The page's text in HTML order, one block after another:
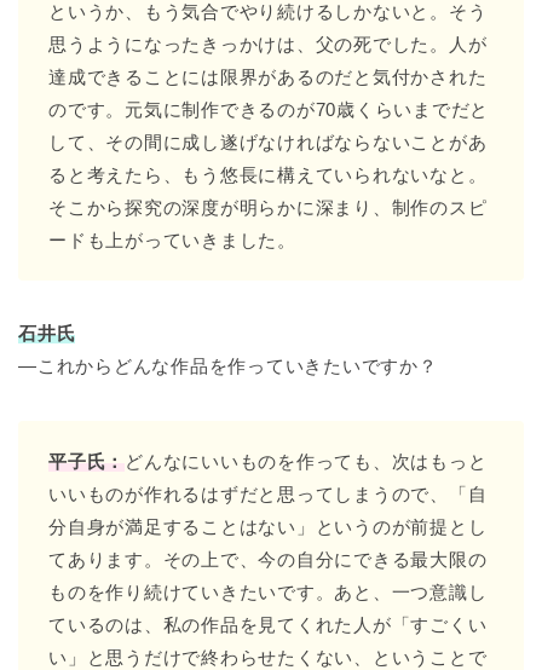
というか、もう気合でやり続けるしかないと。そう
思うようになったきっかけは、父の死でした。人が
達成できることには限界があるのだと気付かされた
のです。元気に制作できるのが70歳くらいまでだと
して、その間に成し遂げなければならないことがあ
ると考えたら、もう悠長に構えていられないなと。
そこから探究の深度が明らかに深まり、制作のスピ
ードも上がっていきました。
石井氏
―これからどんな作品を作っていきたいですか？
平子氏： どんなにいいものを作っても、次はもっと
いいものが作れるはずだと思ってしまうので、「自
分自身が満足することはない」というのが前提とし
てあります。その上で、今の自分にできる最大限の
ものを作り続けていきたいです。あと、一つ意識し
ているのは、私の作品を見てくれた人が「すごくい
い」と思うだけで終わらせたくない、ということで